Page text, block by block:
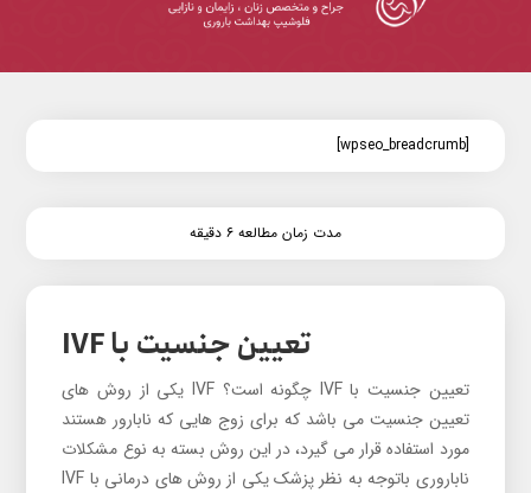
[wpseo_breadcrumb]
مدت زمان مطالعه ۶ دقیقه
تعیین جنسیت با IVF
تعیین جنسیت با IVF چگونه است؟ IVF یکی از روش های
تعیین جنسیت می باشد که برای زوج هایی که نابارور هستند
مورد استفاده قرار می گیرد، در این روش بسته به نوع مشکلات
ناباروری باتوجه به نظر پزشک یکی از روش های درمانی با IVF